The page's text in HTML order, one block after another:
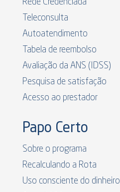
Rede Credenciada
Teleconsulta
Autoatendimento
Tabela de reembolso
Avaliação da ANS (IDSS)
Pesquisa de satisfação
Acesso ao prestador
Papo Certo
Sobre o programa
Recalculando a Rota
Uso consciente do dinheiro